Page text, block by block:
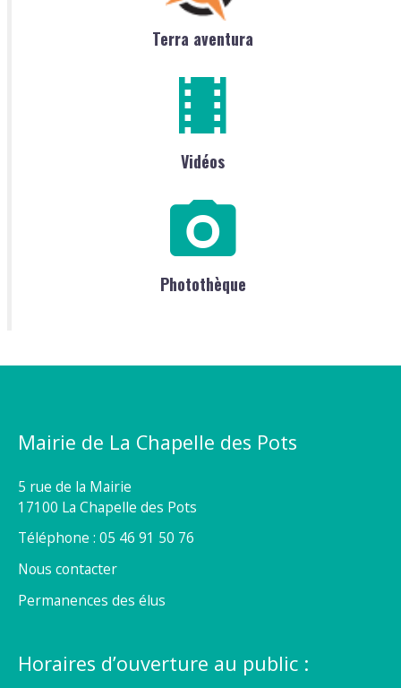
Terra aventura
Vidéos
Photothèque
Mairie de La Chapelle des Pots
5 rue de la Mairie
17100 La Chapelle des Pots
Téléphone : 05 46 91 50 76
Nous contacter
Permanences des élus
Horaires d’ouverture au public :